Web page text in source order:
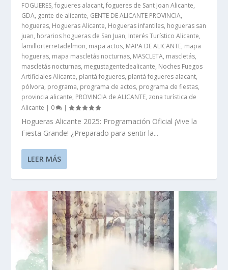
FOGUERES,fogueres alacant,fogueres de Sant Joan Alicante,
GDA, gente de alicante, GENTE DE ALICANTE PROVINCIA,
hogueras, Hogueras Alicante, Hogueras infantiles, hogueras san
juan, horarios hogueras de San Juan, Interés Turístico Alicante,
lamillorterretadelmon, mapa actos, MAPA DE ALICANTE, mapa
hogueras, mapa mascletás nocturnas, MASCLETA, mascletás,
mascletás nocturnas, megustagentedealicante, Noches Fuegos
Artificiales Alicante, plantá fogueres, plantá fogueres alacant,
pólvora, programa, programa de actos, programa de fiestas,
provincia alicante, PROVINCIA de ALICANTE, zona turística de
Alicante | 0 |
Hogueras Alicante 2025: Programación Oficial ¡Vive la
Fiesta Grande! ¿Preparado para sentir la...
LEER MÁS